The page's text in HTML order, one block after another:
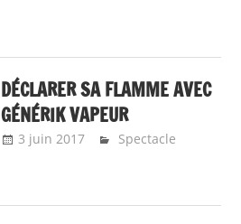
DÉCLARER SA FLAMME AVEC
GÉNÉRIK VAPEUR
3 juin 2017 Emeline Design
Spectacle